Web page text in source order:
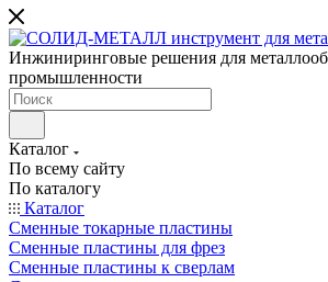
Инжиниринговые решения для
промышленности
Каталог
По всему сайту
По каталогу
Каталог
Сменные токарные пластины
Сменные пластины для фрез
Сменные пластины к сверлам